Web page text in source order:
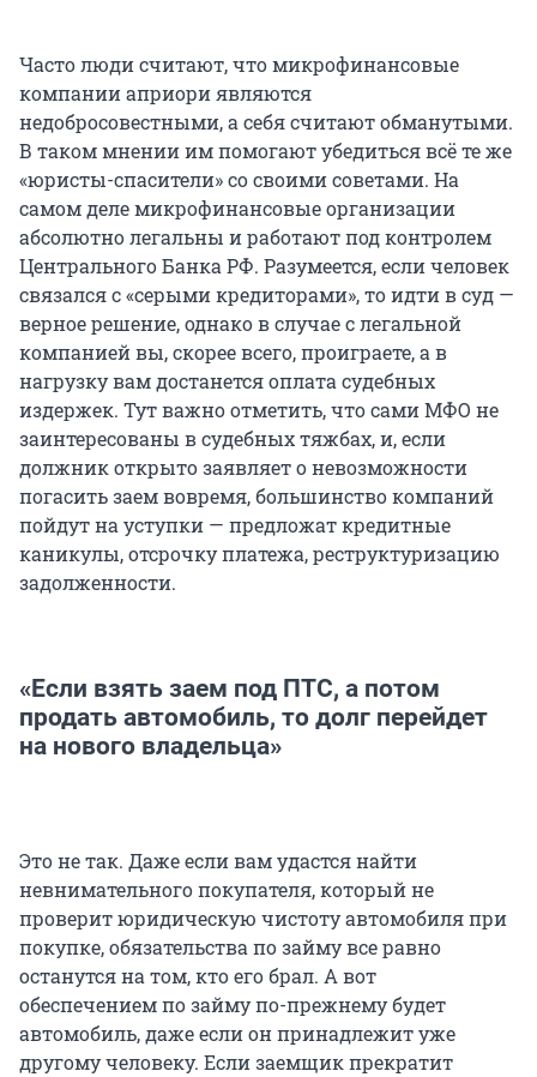
Часто люди считают, что микрофинансовые
компании априори являются
недобросовестными, а себя считают обманутыми.
В таком мнении им помогают убедиться всё те же
«юристы-спасители» со своими советами. На
самом деле микрофинансовые организации
абсолютно легальны и работают под контролем
Центрального Банка РФ. Разумеется, если человек
связался с «серыми кредиторами», то идти в суд —
верное решение, однако в случае с легальной
компанией вы, скорее всего, проиграете, а в
нагрузку вам достанется оплата судебных
издержек. Тут важно отметить, что сами МФО не
заинтересованы в судебных тяжбах, и, если
должник открыто заявляет о невозможности
погасить заем вовремя, большинство компаний
пойдут на уступки — предложат кредитные
каникулы, отсрочку платежа, реструктуризацию
задолженности.
«Если взять заем под ПТС, а потом
продать автомобиль, то долг перейдет
на нового владельца»
Это не так. Даже если вам удастся найти
невнимательного покупателя, который не
проверит юридическую чистоту автомобиля при
покупке, обязательства по займу все равно
останутся на том, кто его брал. А вот
обеспечением по займу по-прежнему будет
автомобиль, даже если он принадлежит уже
другому человеку. Если заемщик прекратит